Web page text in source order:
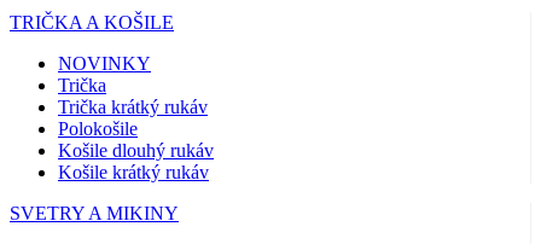
TRIČKA A KOŠILE
NOVINKY
Trička
Trička krátký rukáv
Polokošile
Košile dlouhý rukáv
Košile krátký rukáv
SVETRY A MIKINY